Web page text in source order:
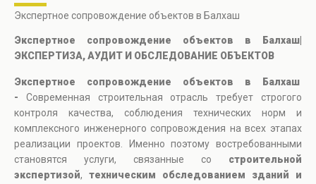
Экспертное сопровождение объектов в Балхаш
Экспертное сопровождение объектов в Балхаш|
ЭКСПЕРТИЗА, АУДИТ И ОБСЛЕДОВАНИЕ ОБЪЕКТОВ
Экспертное сопровождение объектов в Балхаш
- Современная строительная отрасль требует строгого
контроля качества, соблюдения технических норм и
комплексного инженерного сопровождения на всех этапах
реализации проектов. Именно поэтому востребованными
становятся услуги, связанные со строительной
экспертизой, техническим обследованием зданий и